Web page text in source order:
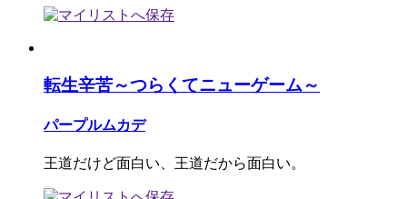
転生辛苦～つらくてニューゲーム～
パープルムカデ
王道だけど面白い、王道だから面白い。